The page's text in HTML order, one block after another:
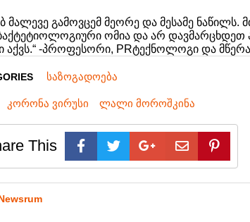
მა­ლე­ვე გა­მოვ­ცემ მე­ო­რე და მე­სა­მე
ომია და არ დავ­მარ­ცხდეთ
აქვს.“ -პრო­ფე­სო­რი, PRტექ­ნო­ლო­გი და
საზოგადოება
კორონა ვირუსი ლალი მოროშკინა
This
Newsrum